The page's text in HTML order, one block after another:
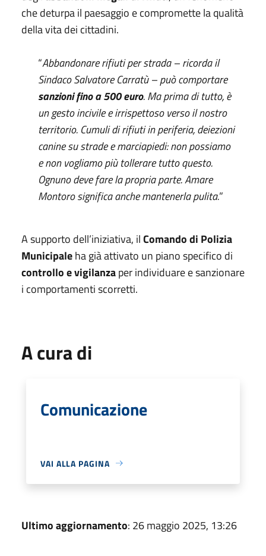
che deturpa il paesaggio e compromette la qualità
della vita dei cittadini.
“Abbandonare rifiuti per strada – ricorda il
Sindaco Salvatore Carratù – può comportare
sanzioni fino a 500 euro. Ma prima di tutto, è
un gesto incivile e irrispettoso verso il nostro
territorio. Cumuli di rifiuti in periferia, deiezioni
canine su strade e marciapiedi: non possiamo
e non vogliamo più tollerare tutto questo.
Ognuno deve fare la propria parte. Amare
Montoro significa anche mantenerla pulita.”
A supporto dell’iniziativa, ilComando di Polizia
Municipaleha già attivato un piano specifico di
controllo e vigilanzaper individuare e sanzionare
i comportamenti scorretti.
A cura di
Comunicazione
VAI ALLA PAGINA
Ultimo aggiornamento: 26 maggio 2025, 13:26